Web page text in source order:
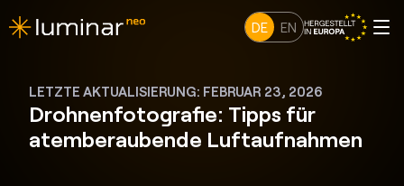
DE EN
LETZTE AKTUALISIERUNG: FEBRUAR 23, 2026
Drohnenfotografie: Tipps für
atemberaubende Luftaufnahmen